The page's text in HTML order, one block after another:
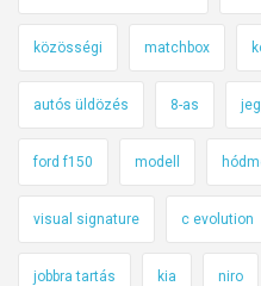
közösségi matchbox
autós üldözés 8-as
ford f150 modell
visual signature c evolution
jobbra tartás kia niro